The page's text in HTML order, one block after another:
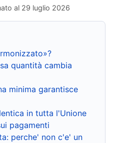
al 29 luglio 2026
quantità cambia
minima garantisce
in tutta l'Unione
pagamenti
perche' non c'e' un